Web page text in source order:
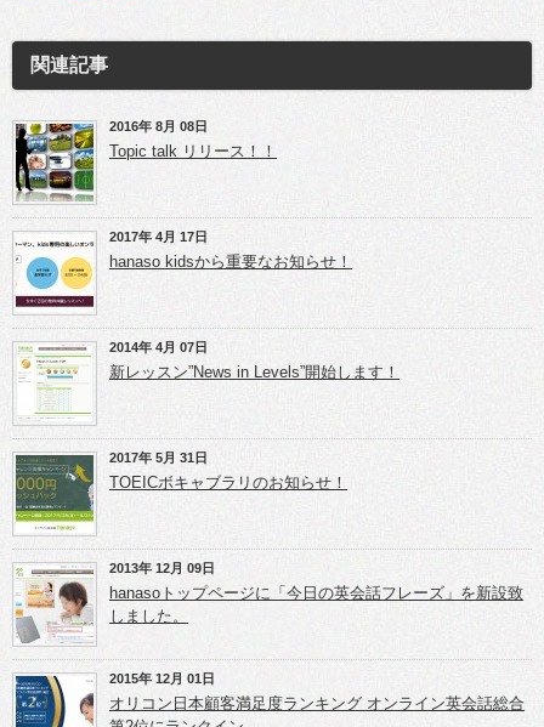
o
o
k
で
(新
し
い
ウ
ィ
ン
ド
ウ
で
開
き
ま
す)
て
T
w
i
e
r
で
共
有
(新
し
い
ウ
ィ
ン
ド
ウ
で
開
き
ま
て
o
e
+
で
し
い
ウ
ィ
ン
開
き
す)
関連記事
2016年 8月 08日
Topic talk リリース！！
2017年 4月 17日
hanaso kidsから重要なお知らせ！
2014年 4月 07日
新レッスン”News in Levels”開始します！
2017年 5月 31日
TOEICボキャブラリのお知らせ！
2013年 12月 09日
hanasoトップページに「今日の英会話フレーズ」を新設致
しました。
2015年 12月 01日
オリコン日本顧客満足度ランキング オンライン英会話総合